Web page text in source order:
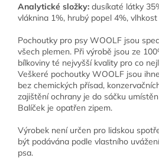
Analytické složky: dusíkaté látky
vláknina 1%, hrubý popel 4%,
Pochoutky pro psy WOOLF jsou
všech plemen. Při výrobě jsou ze
bílkoviny té nejvyšší kvality pro co
Veškeré pochoutky WOOLF jsou
bez chemických přísad,
zajištění ochrany je do sáčku
Balíček je opatřen zipem.
Výrobek není určen pro lidskou
být podávána podle vlastního
psa.